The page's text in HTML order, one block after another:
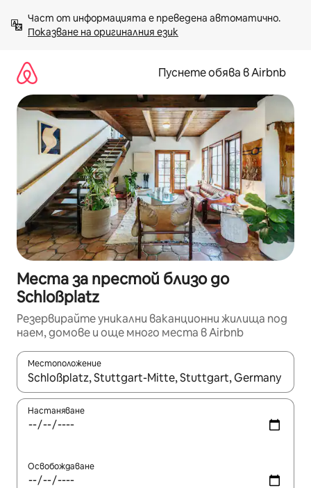
към
съдържанието
Показване на оригиналния език
Пуснете обява в Airbnb
Места за престой близо до
Schloßplatz
Резервирайте уникални ваканционни жилища под
наем, домове и още много места в Airbnb
Местоположение
Когато резултатите се покажат, използвайте
Настаняване
Освобождаване